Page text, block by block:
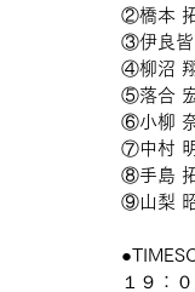
②橋本
③伊良皆
④柳沼
⑤落合
⑥小柳
⑦中村
⑧手島
⑨山梨
１９：